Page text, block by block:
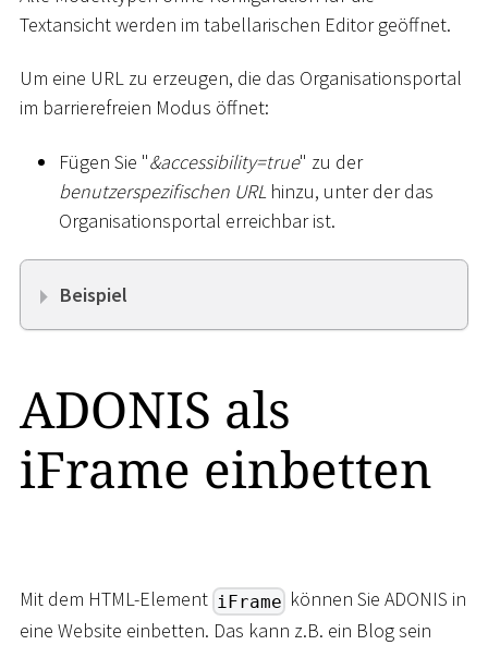
Textansicht werden im tabellarischen Editor geöffnet.
Um eine URL zu erzeugen, die das Organisationsportal
im barrierefreien Modus öffnet:
Fügen Sie "&accessibility=true" zu der
benutzerspezifischen URLhinzu, unter der das
Organisationsportal erreichbar ist.
Beispiel
ADONIS als
iFrame einbetten
Mit dem HTML-Element iFrame können Sie ADONIS in
eine Website einbetten. Das kann z.B. ein Blog sein